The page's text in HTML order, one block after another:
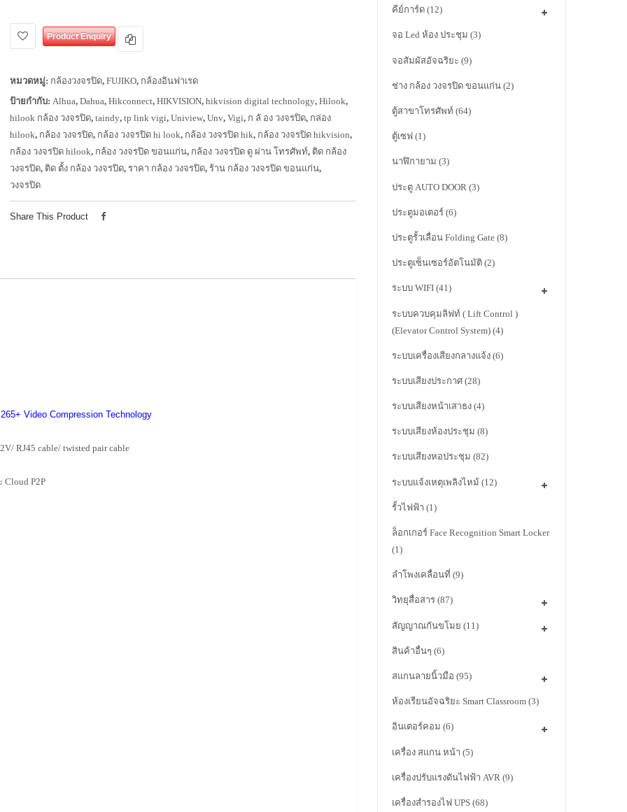
Product Enquiry
หมวดหมู่: กล้องวงจรปิด, FUJIKO, กล้องอินฟาเรด
ป้ายกำกับ: Alhua, Dahua, Hikconnect, HIKVISION, hikvision digital technology, Hilook,
hilook กล้อง วงจรปิด, taindy, tp link vigi, Uniview, Unv, Vigi, ก ลั อง วงจรปิด, กล่อง
hilook, กล้อง วงจรปิด, กล้อง วงจรปิด hi look, กล้อง วงจรปิด hik, กล้อง วงจรปิด hikvision,
กล้อง วงจรปิด hilook, กล้อง วงจรปิด ขอนแก่น, กล้อง วงจรปิด ดู ผ่าน โทรศัพท์, ติด กล้อง
วงจรปิด, ติด ตั้ง กล้อง วงจรปิด, ราคา กล้อง วงจรปิด, ร้าน กล้อง วงจรปิด ขอนแก่น,
วงจรปิด
Share This Product
Video Compression Technology
RJ45 cable/ twisted pair cable
Cloud P2P
คีย์การ์ด (12)
จอ Led ห้อง ประชุม (3)
จอสัมผัสอัจฉริยะ (9)
ช่าง กล้อง วงจรปิด ขอนแก่น (2)
ตู้สาขาโทรศัพท์ (64)
ตู้เซฟ (1)
นาฬิกายาม (3)
ประตู AUTO DOOR (3)
ประตูมอเตอร์ (6)
ประตูรั้วเลื่อน Folding Gate (8)
ประตูเซ็นเซอร์อัตโนมัติ (2)
ระบบ WIFI (41)
ระบบควบคุมลิฟท์ ( Lift Control )
(Elevator Control System) (4)
ระบบเครื่องเสียงกลางแจ้ง (6)
ระบบเสียงประกาศ (28)
ระบบเสียงหน้าเสาธง (4)
ระบบเสียงห้องประชุม (8)
ระบบเสียงหอประชุม (82)
ระบบแจ้งเหตุเพลิงไหม้ (12)
รั้วไฟฟ้า (1)
ล็อกเกอร์ Face Recognition Smart Locker
(1)
ลำโพงเคลื่อนที่ (9)
วิทยุสื่อสาร (87)
สัญญาณกันขโมย (11)
สินค้าอื่นๆ (6)
สแกนลายนิ้วมือ (95)
ห้องเรียนอัจฉริยะ Smart Classroom (3)
อินเตอร์คอม (6)
เครื่อง สแกน หน้า (5)
เครื่องปรับแรงดันไฟฟ้า AVR (9)
เครื่องสำรองไฟ UPS (68)